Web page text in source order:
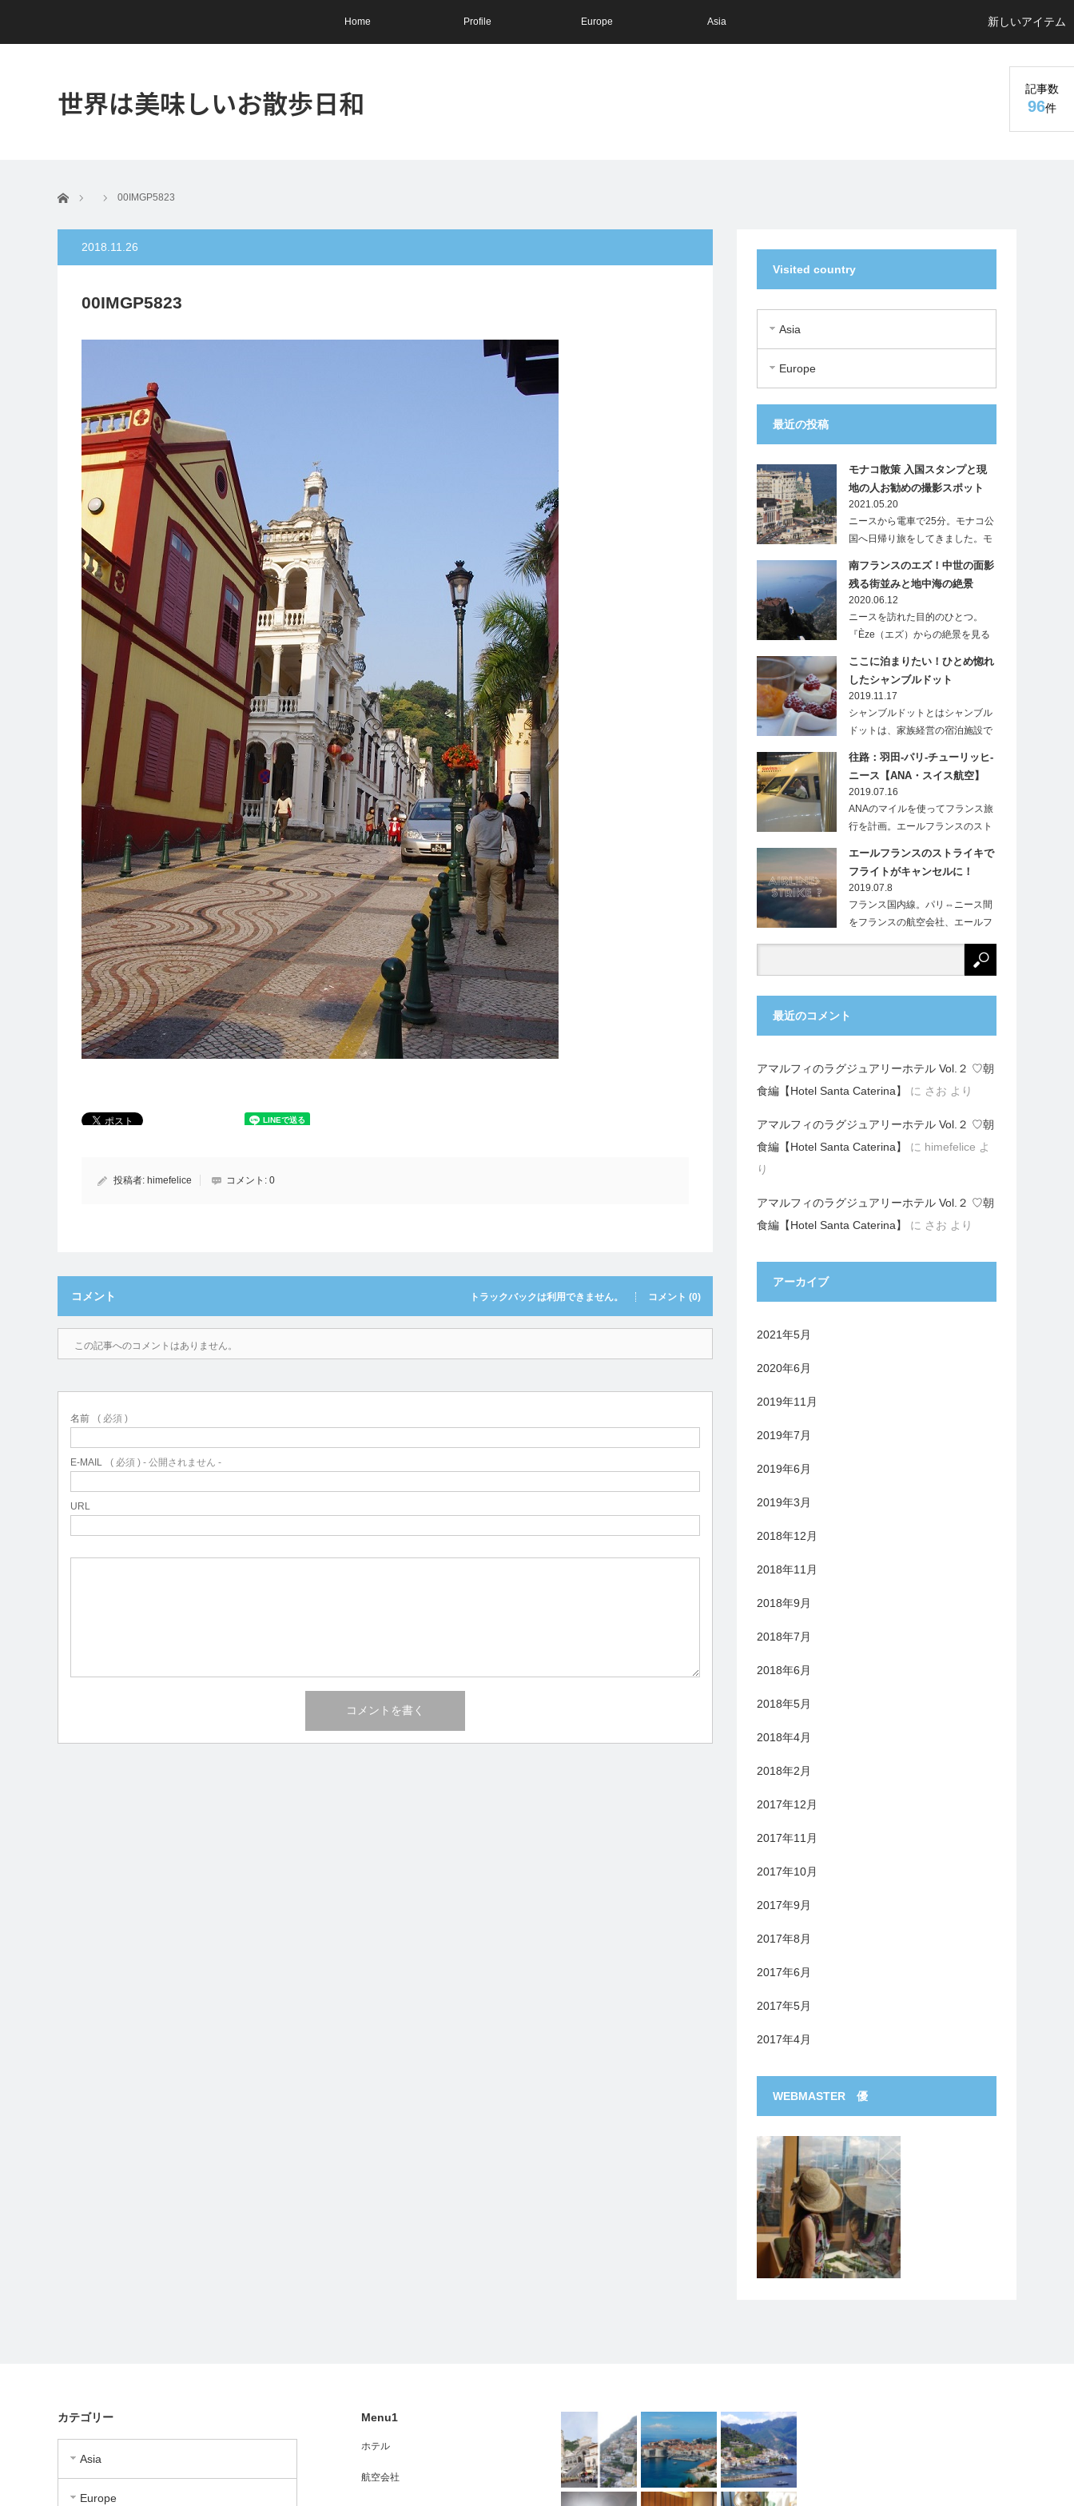
Home Profile Europe Asia 新しいアイテム
世界は美味しいお散歩日和 記事数
96件
ホーム 00IMGP5823
2018.11.26
00IMGP5823
投稿者: himefelice コメント: 0
コメント トラックバックは利用できません。 コメント (0)
この記事へのコメントはありません。
名前 ( 必須 )
E-MAIL ( 必須 ) - 公開されません -
URL
Visited country
Asia
Europe
最近の投稿
モナコ散策 入国スタンプと現
地の人お勧めの撮影スポット
2021.05.20
ニースから電車で25分。モナコ公
国へ日帰り旅をしてきました。モ
南フランスのエズ！中世の面影
残る街並みと地中海の絶景
2020.06.12
ニースを訪れた目的のひとつ。
『Èze（エズ）からの絶景を見る
ここに泊まりたい！ひとめ惚れ
したシャンブルドット
2019.11.17
シャンブルドットとはシャンブル
ドットは、家族経営の宿泊施設で
往路：羽田-パリ-チューリッヒ-
ニース【ANA・スイス航空】
2019.07.16
ANAのマイルを使ってフランス旅
行を計画。エールフランスのスト
エールフランスのストライキで
フライトがキャンセルに！
2019.07.8
フランス国内線。パリ⇔ニース間
をフランスの航空会社、エールフ
最近のコメント
アマルフィのラグジュアリーホテル Vol.２ ♡朝
食編【Hotel Santa Caterina】
に さお より
アマルフィのラグジュアリーホテル Vol.２ ♡朝
食編【Hotel Santa Caterina】
に himefelice よ
り
アマルフィのラグジュアリーホテル Vol.２ ♡朝
食編【Hotel Santa Caterina】
に さお より
アーカイブ
2021年5月
2020年6月
2019年11月
2019年7月
2019年6月
2019年3月
2018年12月
2018年11月
2018年9月
2018年7月
2018年6月
2018年5月
2018年4月
2018年2月
2017年12月
2017年11月
2017年10月
2017年9月
2017年8月
2017年6月
2017年5月
2017年4月
WEBMASTER 優
カテゴリー
Asia
Europe
Menu1
ホテル
航空会社